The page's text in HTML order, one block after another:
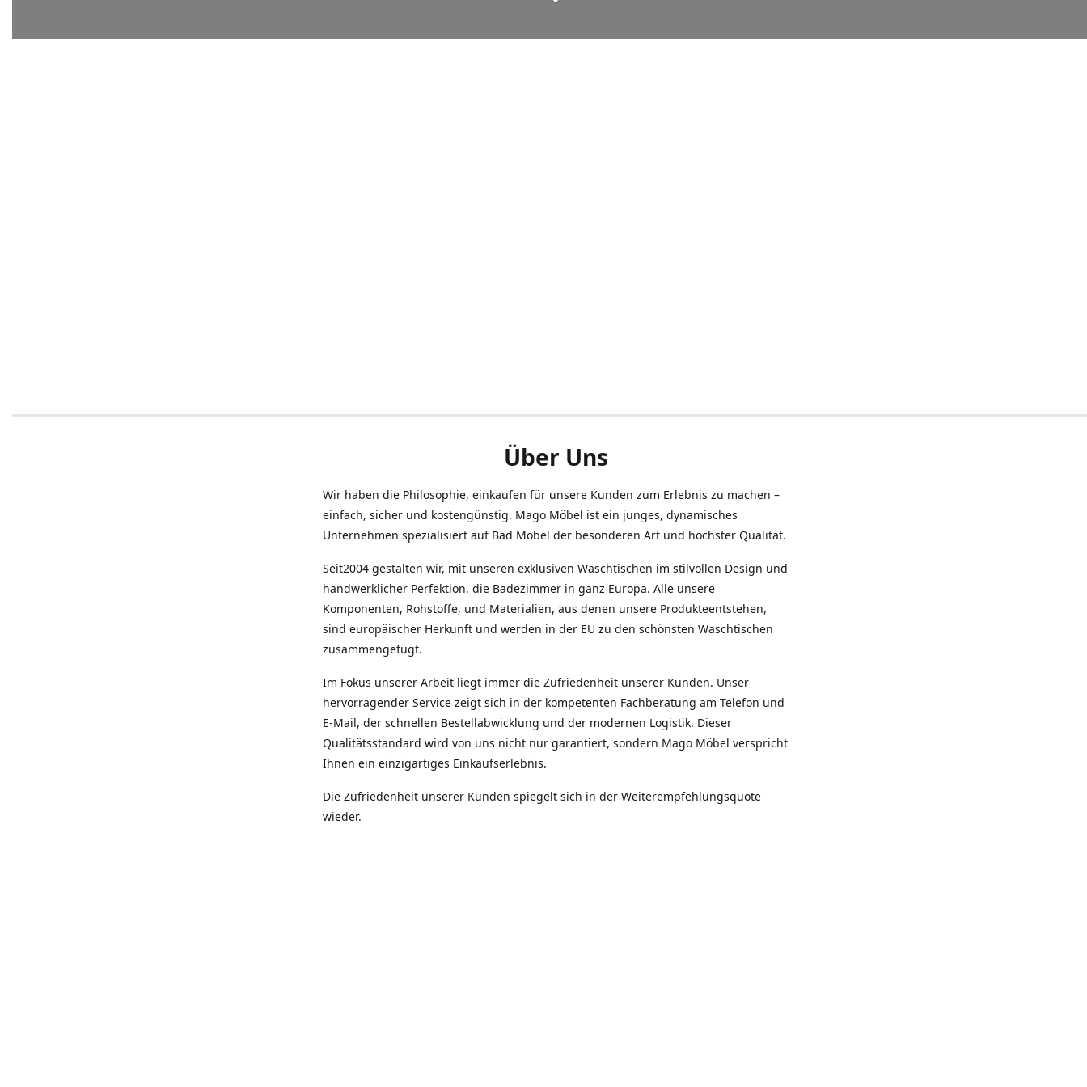
Über Uns
Wir haben die Philosophie, einkaufen für unsere Kunden zum Erlebnis zu machen –
einfach, sicher und kostengünstig. Mago Möbel ist ein junges, dynamisches
Unternehmen spezialisiert auf Bad Möbel der besonderen Art und höchster Qualität.
Seit2004 gestalten wir, mit unseren exklusiven Waschtischen im stilvollen Design und
handwerklicher Perfektion, die Badezimmer in ganz Europa. Alle unsere
Komponenten, Rohstoffe, und Materialien, aus denen unsere Produkteentstehen,
sind europäischer Herkunft und werden in der EU zu den schönsten Waschtischen
zusammengefügt.
Im Fokus unserer Arbeit liegt immer die Zufriedenheit unserer Kunden. Unser
hervorragender Service zeigt sich in der kompetenten Fachberatung am Telefon und
E-Mail, der schnellen Bestellabwicklung und der modernen Logistik. Dieser
Qualitätsstandard wird von uns nicht nur garantiert, sondern Mago Möbel verspricht
Ihnen ein einzigartiges Einkaufserlebnis.
Die Zufriedenheit unserer Kunden spiegelt sich in der Weiterempfehlungsquote
wieder.